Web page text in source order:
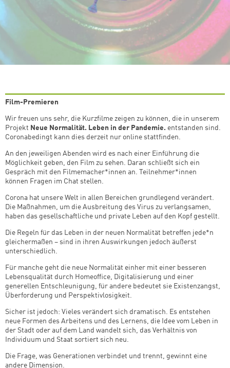
Film-Premieren
Wir freuen uns sehr, die Kurzfilme zeigen zu können, die in unserem
Projekt Neue Normalität. Leben in der Pandemie. entstanden sind.
Coronabedingt kann dies derzeit nur online stattfinden.
An den jeweiligen Abenden wird es nach einer Einführung die
Möglichkeit geben, den Film zu sehen. Daran schließt sich ein
Gespräch mit den Filmemacher*innen an. Teilnehmer*innen
können Fragen im Chat stellen.
Corona hat unsere Welt in allen Bereichen grundlegend verändert.
Die Maßnahmen, um die Ausbreitung des Virus zu verlangsamen,
haben das gesellschaftliche und private Leben auf den Kopf gestellt.
Die Regeln für das Leben in der neuen Normalität betreffen jede*n
gleichermaßen – sind in ihren Auswirkungen jedoch äußerst
unterschiedlich.
Für manche geht die neue Normalität einher mit einer besseren
Lebensqualität durch Homeoffice, Digitalisierung und einer
generellen Entschleunigung, für andere bedeutet sie Existenzangst,
Überforderung und Perspektivlosigkeit.
Sicher ist jedoch: Vieles verändert sich dramatisch. Es entstehen
neue Formen des Arbeitens und des Lernens, die Idee vom Leben in
der Stadt oder auf dem Land wandelt sich, das Verhältnis von
Individuum und Staat sortiert sich neu.
Die Frage, was Generationen verbindet und trennt, gewinnt eine
andere Dimension.